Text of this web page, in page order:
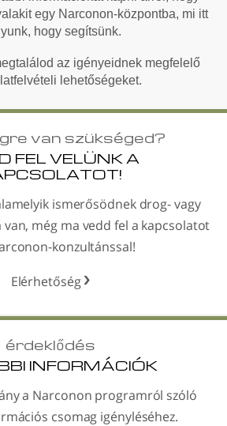
egy Narconon-központba, mi itt
hogy segítsünk.
az igényeidnek megfelelő
lehetőségeket.
van szükséged?
FEL VELÜNK A
ismerősödnek drog- vagy
még ma vedd fel a kapcsolatot
konzultánssal!
Elérhetőség
érdeklődés
INFORMÁCIÓK
a Narconon programról szóló
csomag igényléséhez.